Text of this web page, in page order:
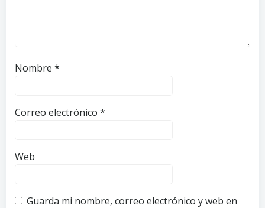
Nombre *
Correo electrónico *
Web
Guarda mi nombre, correo electrónico y web en